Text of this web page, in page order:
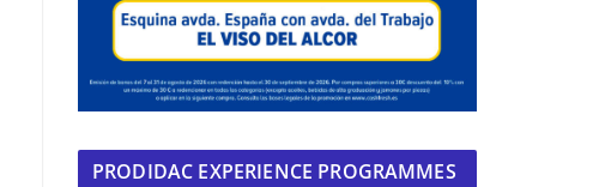
PRODIDAC EXPERIENCE PROGRAMMES